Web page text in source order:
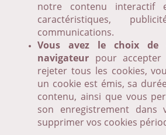
notre contenu interactif
caractéristiques,
communications.
Vous avez le choix de
navigateur pour
rejeter tous les cookies,
un cookie est émis, sa
contenu, ainsi que vous
son enregistrement dans
supprimer vos cookies